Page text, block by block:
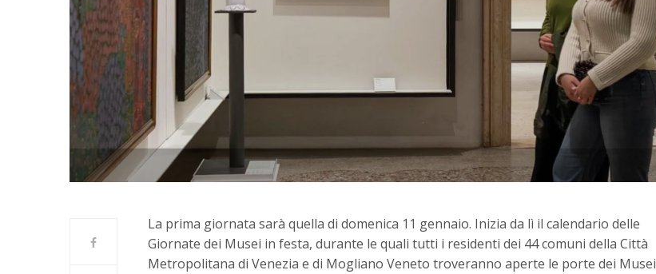
La prima giornata sarà quella di domenica 11 gennaio. Inizia da lì il calendario delle
Giornate dei Musei in festa, durante le quali tutti i residenti dei 44 comuni della Città
Metropolitana di Venezia e di Mogliano Veneto troveranno aperte le porte dei Musei